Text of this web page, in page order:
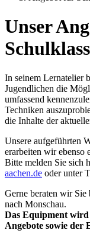
Unser
In seinem Lernatelier
Jugendlichen die
umfassend
Techniken
die Inhalte der
Unsere aufgeführten
erarbeiten wir ebenso
Bitte melden Sie sich
aachen.de oder unter
Gerne beraten wir Sie
nach Monschau.
Das Equipment
Angebote sowie der